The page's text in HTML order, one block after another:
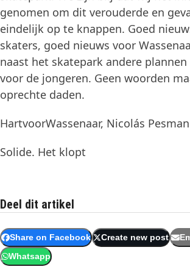
genomen om dit verouderde en
eindelijk op te knappen. Goed
skaters, goed nieuws voor
naast het skatepark andere
voor de jongeren. Geen woorden
oprechte daden.
HartvoorWassenaar, Nicolás Pesman
Solide. Het klopt
Deel dit artikel
Share on Facebook Create new post
Whatsapp